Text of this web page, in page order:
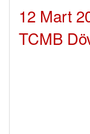
12 Mart
TCMB